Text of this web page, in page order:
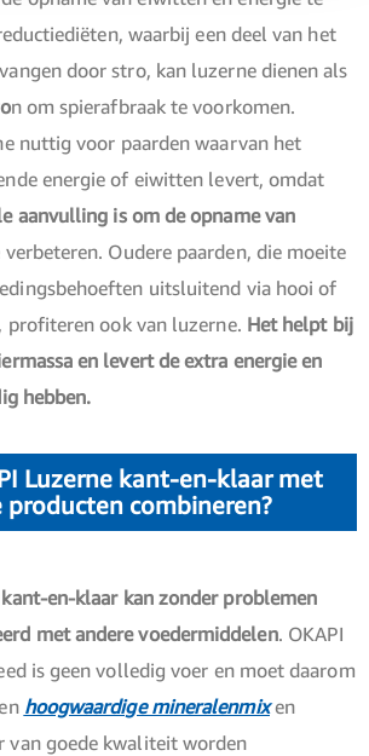
waarbij een deel van het
door stro, kan luzerne dienen als
n om spierafbraak te voorkomen.
nuttig voor paarden waarvan het
energie of eiwitten levert, omdat
aanvulling is om de opname van
verbeteren. Oudere paarden, die moeite
uitsluitend via hooi of
profiteren ook van luzerne. Het helpt bij
en levert de extra energie en
hebben.
Luzerne kant-en-klaar met
producten combineren?
kant-en-klaar kan zonder problemen
met andere voedermiddelen. OKAPI
is geen volledig voer en moet daarom
hoogwaardige mineralenmixen
van goede kwaliteit worden